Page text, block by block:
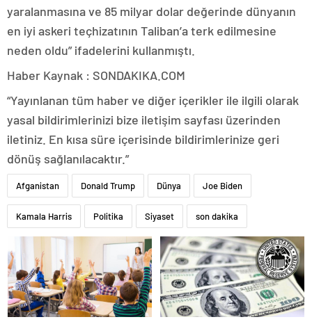
yaralanmasına ve 85 milyar dolar değerinde dünyanın
en iyi askeri teçhizatının Taliban’a terk edilmesine
neden oldu” ifadelerini kullanmıştı.
Haber Kaynak : SONDAKIKA.COM
“Yayınlanan tüm haber ve diğer içerikler ile ilgili olarak
yasal bildirimlerinizi bize iletişim sayfası üzerinden
iletiniz. En kısa süre içerisinde bildirimlerinize geri
dönüş sağlanılacaktır.”
Afganistan Donald Trump Dünya Joe Biden
Kamala Harris Politika Siyaset son dakika